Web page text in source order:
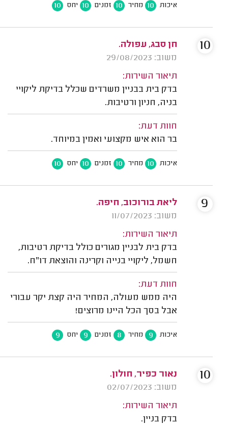
איכות 10 מחיר 10 זמנים 10 יחס 10
חן סבג, עפולה.
משוב: 29/08/2023
תיאור השירות:
בדק בית בבניין משרדים שכלל בדיקת ליקויי
בניה, חניון ורטיבות.
חוות דעת:
בר הוא איש מקצועי ואמין במיוחד.
איכות 10 מחיר 10 זמנים 10 יחס 10
10
ליאת בורוכוב, חיפה.
משוב: 11/07/2023
תיאור השירות:
בדק בית לבניין מגורים כולל בדיקת רטיבות,
חשמל, ליקויי בנייה וקרינה והוצאת דו"ח.
חוות דעת:
היה ממש מעולה, המחיר היה קצת יקר עבורי
אבל בסך הכל היינו מרוצים!
איכות 9 מחיר 8 זמנים 9 יחס 9
9
נאור כפיר, חולון.
משוב: 02/07/2023
תיאור השירות:
בדק בניין.
10